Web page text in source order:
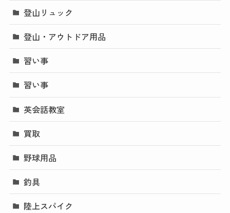
登山リュック
登山・アウトドア用品
習い事
習い事
英会話教室
買取
野球用品
釣具
陸上スパイク